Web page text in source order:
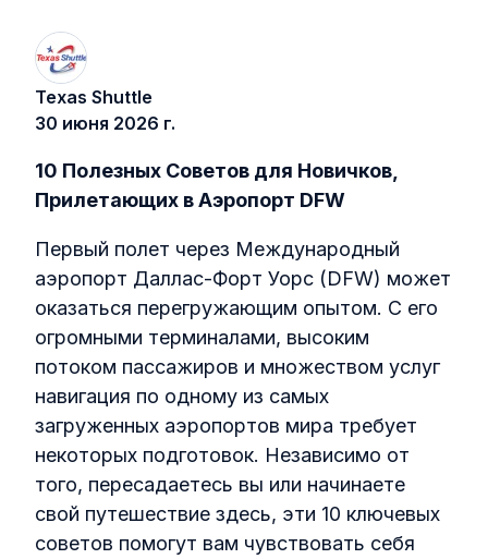
Texas Shuttle
30 июня 2026 г.
10 Полезных Советов для Новичков,
Прилетающих в Аэропорт DFW
Первый полет через Международный
аэропорт Даллас-Форт Уорс (DFW) может
оказаться перегружающим опытом. С его
огромными терминалами, высоким
потоком пассажиров и множеством услуг
навигация по одному из самых
загруженных аэропортов мира требует
некоторых подготовок. Независимо от
того, пересадаетесь вы или начинаете
свой путешествие здесь, эти 10 ключевых
советов помогут вам чувствовать себя